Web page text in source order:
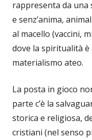
rappresenta da una
e senz’anima,
al macello (vaccini,
dove la spiritualità
materialismo ateo.
La posta in gioco
parte c’è la
storica e religiosa,
cristiani (nel senso